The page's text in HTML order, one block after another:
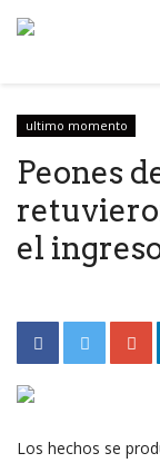
ultimo momento
Peones
el
Los hechos se